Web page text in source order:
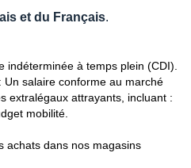
et du Français.
indéterminée à temps plein (CDI).
Un salaire conforme au marché
extralégaux attrayants, incluant :
mobilité.
achats dans nos magasins